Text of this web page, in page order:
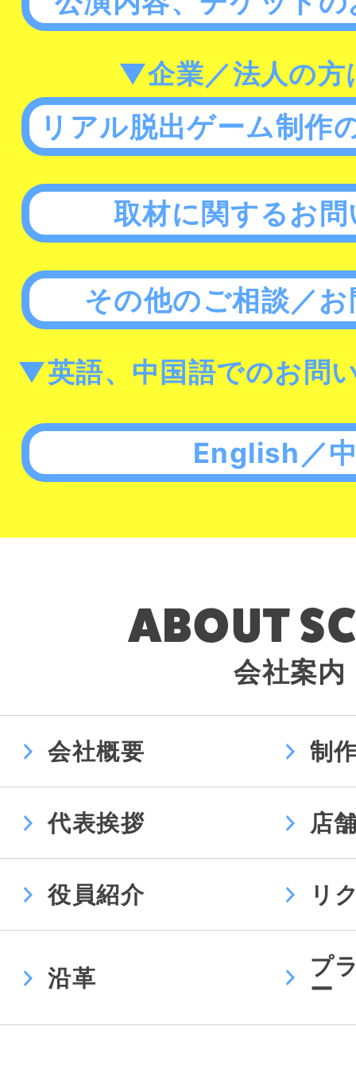
▼企業／法人の方
リアル脱出ゲーム制作
取材に関するお
その他のご相談／
▼英語、中国語でのお問
English／
会社案内
会社概要 制
代表挨拶 店
役員紹介 リ
沿革
プ
ー